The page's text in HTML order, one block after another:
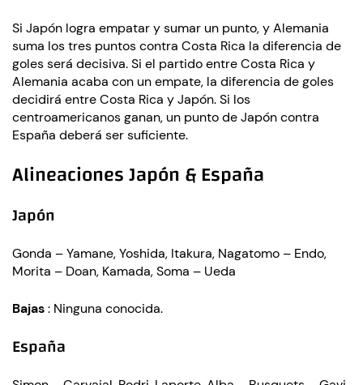
Si Japón logra empatar y sumar un punto, y Alemania
suma los tres puntos contra Costa Rica la diferencia de
goles será decisiva. Si el partido entre Costa Rica y
Alemania acaba con un empate, la diferencia de goles
decidirá entre Costa Rica y Japón. Si los
centroamericanos ganan, un punto de Japón contra
España deberá ser suficiente.
Alineaciones Japón & España
Japón
Gonda – Yamane, Yoshida, Itakura, Nagatomo – Endo,
Morita – Doan, Kamada, Soma – Ueda
Bajas: Ninguna conocida.
España